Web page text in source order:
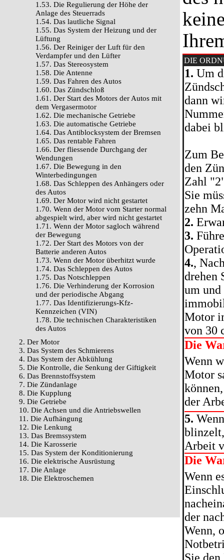
1.53. Die Regulierung der Höhe der
Anlage des Steuerrads
1.54. Das lautliche Signal
1.55. Das System der Heizung und der
Lüftung
1.56. Der Reiniger der Luft für den
Verdampfer und den Lüfter
1.57. Das Stereosystem
1.58. Die Antenne
1.59. Das Fahren des Autos
1.60. Das Zündschloß
1.61. Der Start des Motors der Autos mit
dem Vergasermotor
1.62. Die mechanische Getriebe
1.63. Die automatische Getriebe
1.64. Das Antiblocksystem der Bremsen
1.65. Das rentable Fahren
1.66. Der fliessende Durchgang der
Wendungen
1.67. Die Bewegung in den
Winterbedingungen
1.68. Das Schleppen des Anhängers oder
des Autos
1.69. Der Motor wird nicht gestartet
1.70. Wenn der Motor vom Starter normal
abgespielt wird, aber wird nicht gestartet
1.71. Wenn der Motor sagloch während
der Bewegung
1.72. Der Start des Motors von der
Batterie anderen Autos
1.73. Wenn der Motor überhitzt wurde
1.74. Das Schleppen des Autos
1.75. Das Notschleppen
1.76. Die Verhinderung der Korrosion
und der periodische Abgang
1.77. Das Identifizierungs-Kfz-
Kennzeichen (VIN)
1.78. Die technischen Charakteristiken
des Autos
2. Der Motor
3. Das System des Schmierens
4. Das System der Abkühlung
5. Die Kontrolle, die Senkung der Giftigkeit
6. Das Brennstoffsystem
7. Die Zündanlage
8. Die Kupplung
9. Die Getriebe
10. Die Achsen und die Antriebswellen
11. Die Aufhängung
12. Die Lenkung
13. Das Bremssystem
14. Die Karosserie
15. Das System der Konditionierung
16. Die elektrische Ausrüstung
17. Die Anlage
18. Die Elektroschemen
DIE
1. Um
dann
dabei
Zum
den
Zahl
Sie
zehn
2.
3.
4.,
drehen
um und
Motor
von 30
Die
Wenn
Motor
der
5.
Arbeit
Die
Wenn
der
Wenn,